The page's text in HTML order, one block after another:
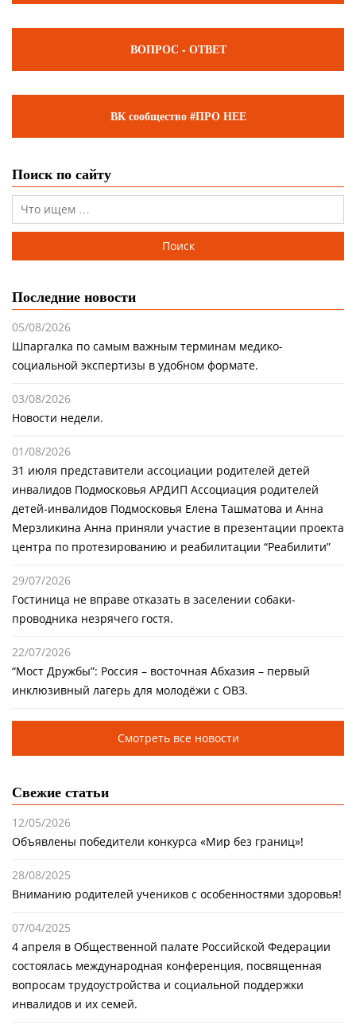
ВОПРОС - ОТВЕТ
ВК сообщество #ПРО НЕЕ
Поиск по сайту
Последние новости
05/08/2026
Шпаргалка по самым важным терминам медико-
социальной экспертизы в удобном формате.
03/08/2026
Новости недели.
01/08/2026
31 июля представители ассоциации родителей детей
инвалидов Подмосковья АРДИП Ассоциация родителей
детей-инвалидов Подмосковья Елена Ташматова и Анна
Мерзликина Анна приняли участие в презентации проекта
центра по протезированию и реабилитации “Реабилити”
29/07/2026
Гостиница не вправе отказать в заселении собаки-
проводника незрячего гостя.
22/07/2026
“Мост Дружбы”: Россия – восточная Абхазия – первый
инклюзивный лагерь для молодёжи с ОВЗ.
Смотреть все новости
Свежие статьи
12/05/2026
Объявлены победители конкурса «Мир без границ»!
28/08/2025
Вниманию родителей учеников с особенностями здоровья!
07/04/2025
4 апреля в Общественной палате Российской Федерации
состоялась международная конференция, посвященная
вопросам трудоустройства и социальной поддержки
инвалидов и их семей.